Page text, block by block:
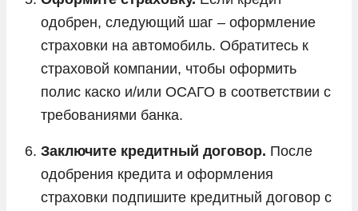
одобрен, следующий шаг – оформление
страховки на автомобиль. Обратитесь к
страховой компании, чтобы оформить
полис каско и/или ОСАГО в соответствии с
требованиями банка.
Заключите кредитный договор. После
одобрения кредита и оформления
страховки подпишите кредитный договор с